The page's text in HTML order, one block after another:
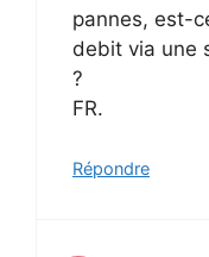
pannes, est-
debit via une
?
FR.
Répondre